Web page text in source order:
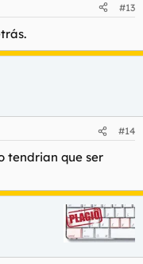
#13
#14
tendrian que ser